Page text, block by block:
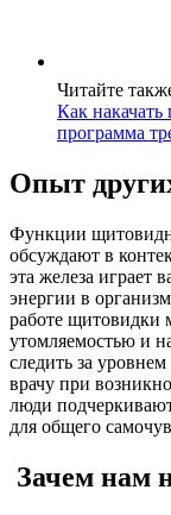
Читайте
Как
программа
Опыт
Функции
обсуждают в
эта железа играет
энергии в
работе щитовидки
утомляемостью и
следить за
врачу при
люди
для общего
Зачем нам